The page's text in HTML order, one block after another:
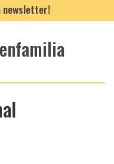
newsletter!